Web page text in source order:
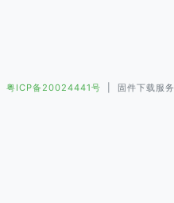
粤ICP备20024441号 | 固件下载服